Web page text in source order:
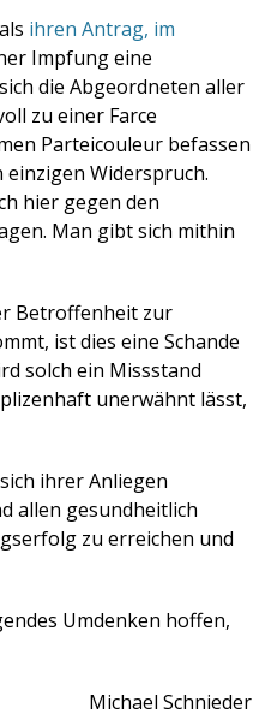
ihren Antrag, im
Impfung eine
die Abgeordneten aller
zu einer Farce
Parteicouleur befassen
Widerspruch.
hier gegen den
Man gibt sich mithin
Betroffenheit zur
ist dies eine Schande
solch ein Missstand
unerwähnt lässt,
ihrer Anliegen
allen gesundheitlich
zu erreichen und
Umdenken hoffen,
Michael Schnieder